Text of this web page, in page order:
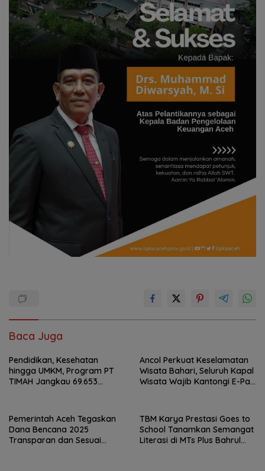
Baca Juga
Pendidikan, Kesehatan
hingga UMKM, Program PT
TIMAH Jangkau 69.653
Ancol Perkuat Keselamatan
Wisata Bahari, Seluruh Kapal
Wisata Wajib Kantongi E-Pas
Pemerintah Aceh Tegaskan
Dana Bencana 2025
Transparan dan Sesuai
TBM Karya Prestasi Goes to
School Tanamkan Semangat
Literasi di MTs Plus Bahrul